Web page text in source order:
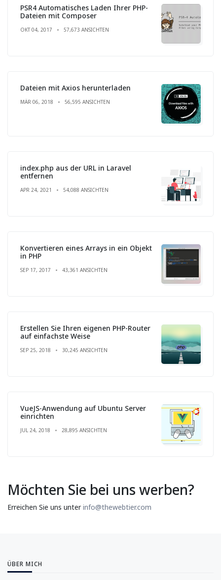
PSR4 Automatisches Laden Ihrer PHP-
Dateien mit Composer
OKT 04, 2017 57,673 ANSICHTEN
Dateien mit Axios herunterladen
MÄR 06, 2018 56,595 ANSICHTEN
index.php aus der URL in Laravel
entfernen
APR 24, 2021 54,088 ANSICHTEN
Konvertieren eines Arrays in ein Objekt
in PHP
SEP 17, 2017 43,361 ANSICHTEN
Erstellen Sie Ihren eigenen PHP-Router
auf einfachste Weise
SEP 25, 2018 30,245 ANSICHTEN
VueJS-Anwendung auf Ubuntu Server
einrichten
JUL 24, 2018 28,895 ANSICHTEN
Möchten Sie bei uns werben?
Erreichen Sie uns unterinfo@thewebtier.com
ÜBER MICH